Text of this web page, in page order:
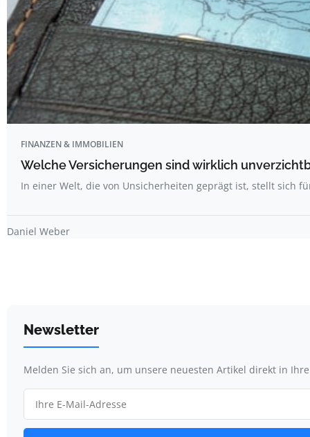
FINANZEN & IMMOBILIEN
Welche Versicherungen sind wirklich
In einer Welt, die von Unsicherheiten geprägt ist, stellt sich
Daniel Weber
Newsletter
Melden Sie sich an, um unsere neuesten Artikel direkt in